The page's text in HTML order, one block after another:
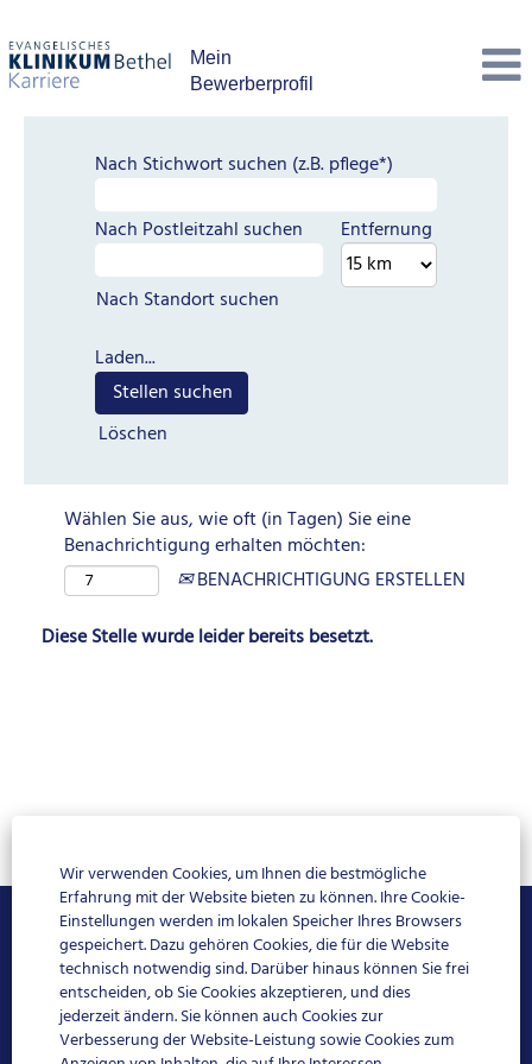
Wir verwenden Cookies, um Ihnen die bestmögliche
Erfahrung mit der Website bieten zu können. Ihre Cookie-
Einstellungen werden im lokalen Speicher Ihres Browsers
gespeichert. Dazu gehören Cookies, die für die Website
technisch notwendig sind. Darüber hinaus können Sie frei
entscheiden, ob Sie Cookies akzeptieren, und dies
jederzeit ändern. Sie können auch Cookies zur
Verbesserung der Website-Leistung sowie Cookies zum
Mein
Bewerberprofil
Nach Stichwort suchen (z.B. pflege*)
Nach Postleitzahl suchen Entfernung
Nach Standort suchen
Laden...
Löschen
Wählen Sie aus, wie oft (in Tagen) Sie eine
Benachrichtigung erhalten möchten:
BENACHRICHTIGUNG ERSTELLEN
Diese Stelle wurde leider bereits besetzt.
Impressum
Datenschutz
FAQ